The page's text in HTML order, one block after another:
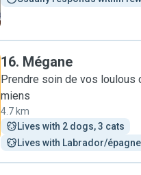
16. Mégane
Prendre soin de vos loulous
miens
4.7 km
Lives with 2 dogs, 3 cats
Lives with Labrador/